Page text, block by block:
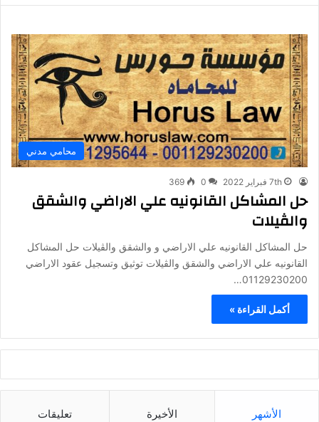
محامي مدني
7th فبراير 2022 0
369
حل المشاكل القانونيه علي الاراضي والشقق
والڤيلات
حل المشاكل القانونيه علي الاراضي و والشقق والڤيلات حل المشاكل
القانونيه علي الاراضي والشقق والڤيلات توثيق وتسجيل عقود الاراضي
01129230200…
أكمل القراءة »
الأشهر الأخيرة تعليقات